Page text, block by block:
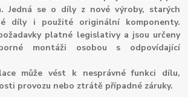
Jedná se o díly z nové výroby, starých
díly i použité originální komponenty.
platné legislativy a jsou určeny
montáži osobou s odpovídající
může vést k nesprávné funkci dílu,
provozu nebo ztrátě případné záruky.